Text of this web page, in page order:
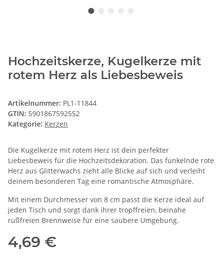
Hochzeitskerze, Kugelkerze mit
rotem Herz als Liebesbeweis
Artikelnummer: PL1-11844
GTIN: 5901867592552
Kategorie: Kerzen
Die Kugelkerze mit rotem Herz ist dein perfekter
Liebesbeweis für die Hochzeitsdekoration. Das funkelnde rote
Herz aus Glitterwachs zieht alle Blicke auf sich und verleiht
deinem besonderen Tag eine romantische Atmosphäre.
Mit einem Durchmesser von 8 cm passt die Kerze ideal auf
jeden Tisch und sorgt dank ihrer tropffreien, beinahe
rußfreien Brennweise für eine saubere Umgebung.
4,69 €